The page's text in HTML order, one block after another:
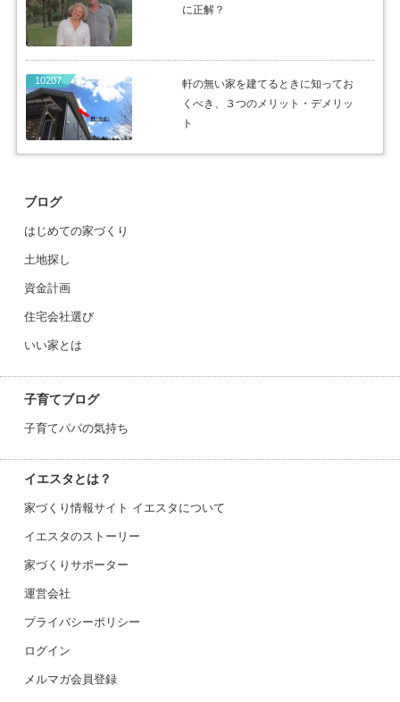
に正解？
10207
軒の無い家を建てるときに知ってお
くべき、３つのメリット・デメリッ
ト
ブログ
はじめての家づくり
土地探し
資金計画
住宅会社選び
いい家とは
子育てブログ
子育てパパの気持ち
イエスタとは？
家づくり情報サイト イエスタについて
イエスタのストーリー
家づくりサポーター
運営会社
プライバシーポリシー
ログイン
メルマガ会員登録